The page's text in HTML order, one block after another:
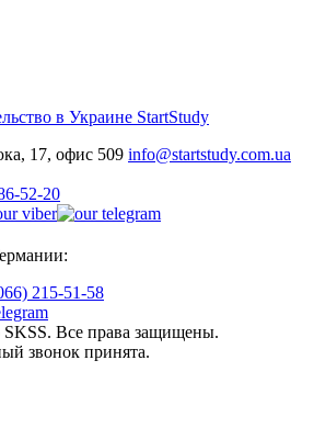
в Украине StartStudy
17, офис 509 info@startstudy.com.ua
52-20
215-51-58
Все права защищены.
звонок принята.